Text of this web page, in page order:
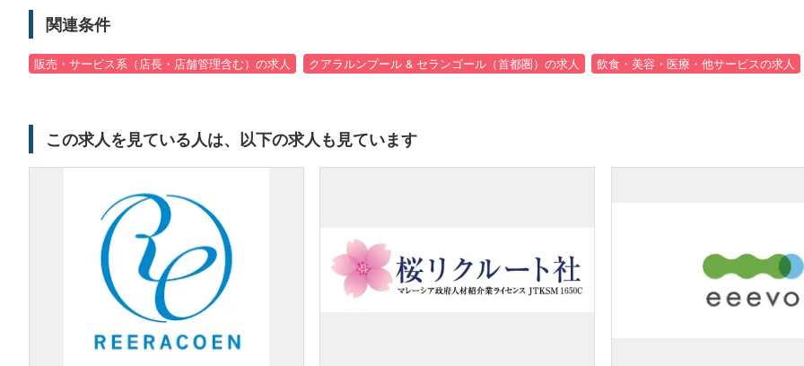
関連条件
販売・サービス系（店長・店舗管理含む）の求人 クアラルンプール & セランゴール（首都圏）の求人 飲食・美容・医療・他サービスの求人
この求人を見ている人は、以下の求人も見ています